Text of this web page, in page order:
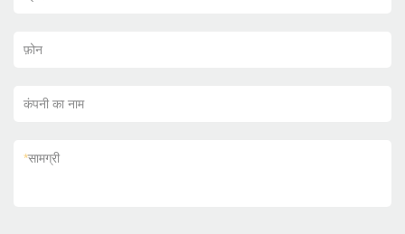
फ़ोन
कंपनी का नाम
*सामग्री